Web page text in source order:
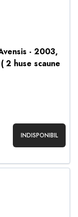
- 2003,
2 huse scaune
INDISPONIBIL